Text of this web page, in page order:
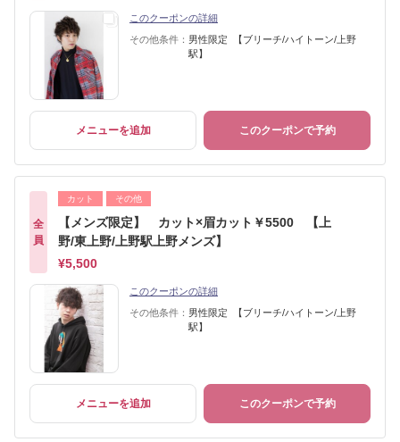
このクーポンの詳細
その他条件： 男性限定 【ブリーチ/ハイトーン/上野
駅】
メニューを追加 このクーポンで予約
全
員
カット その他
【メンズ限定】 カット×眉カット￥5500 【上
野/東上野/上野駅上野メンズ】
¥5,500
このクーポンの詳細
その他条件： 男性限定 【ブリーチ/ハイトーン/上野
駅】
メニューを追加 このクーポンで予約